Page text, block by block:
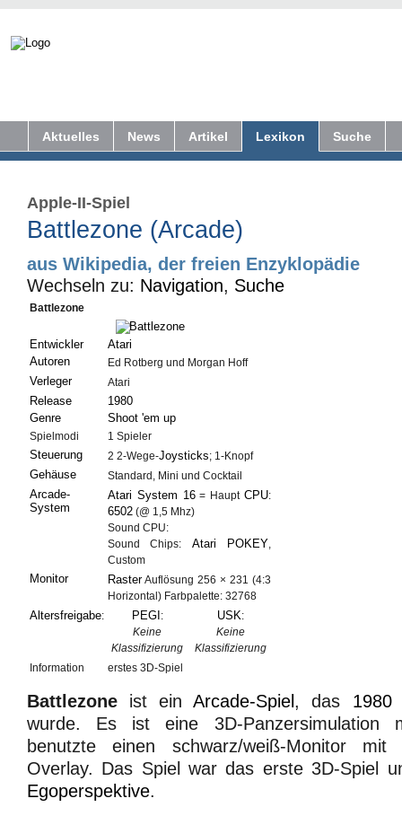
Aktuelles News Artikel Lexikon Suche
Apple-II-Spiel
Battlezone (Arcade)
aus Wikipedia, der freien Enzyklopädie
Wechseln zu: Navigation, Suche
Battlezone
Entwickler
Atari
Autoren
Ed Rotberg und Morgan Hoff
Verleger Atari
Release
1980
Genre
Shoot 'em up
Spielmodi 1 Spieler
Steuerung 2 2-Wege-Joysticks; 1-Knopf
Gehäuse Standard, Mini und Cocktail
Arcade-
System
Atari System 16= HauptCPU:
6502 (@ 1,5 Mhz)
Sound CPU:
Sound Chips: Atari POKEY
Custom
Monitor RasterAuflösung 256 × 231 (4:3
Horizontal) Farbpalette: 32768
Altersfreigabe: PEGI :
Keine
Klassifizierung
USK:
Keine
Klassifizierung
Information
erstes 3D-Spiel
Battlezone ist einArcade-Spiel , das 1980
wurde. Es ist eine 3D-
benutzte einen schwarz/weiß-Monitor
Overlay. Das Spiel war das erste 3D-Spiel
Egoperspektive.